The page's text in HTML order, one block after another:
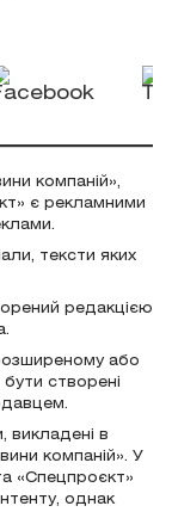
компаній»,
є рекламними
тексти яких
редакцією
або
створені
викладені в
компаній». У
«Спецпроєкт»
однак